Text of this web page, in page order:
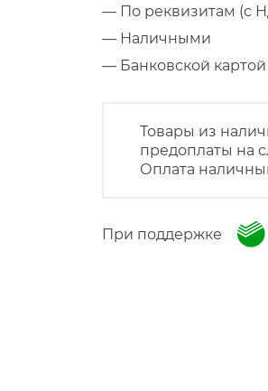
— По реквизитам (с
— Наличными
— Банковской картой
Товары из
предоплаты на
Оплата
При поддержке